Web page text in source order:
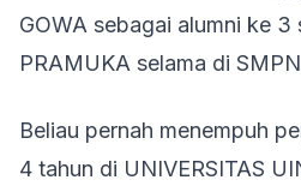
GOWA sebagai alumni ke
PRAMUKA selama di
Beliau pernah menempuh
4 tahun di UNIVERSITAS